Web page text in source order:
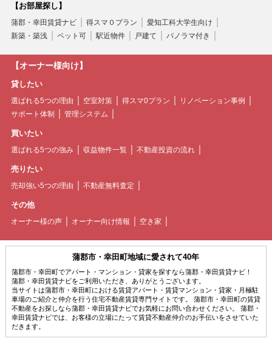
【お部屋探し】
蒲郡・幸田賃貸ナビ 得スマ０プラン
愛知工科大学生向け
新築・築浅
ペット可 駅近物件 戸建て パノラマ付き
【オーナー様向け】
貸したい
選ばれる5つの理由 空室対策 得スマ0プラン
リノベーション事例
サポート体制
管理システム
買いたい
選ばれる5つの強み 収益物件一覧 不動産投資の流れ
売りたい
売却強い5つの理由 不動産無料査定
その他
オーナー様の声 オーナー向け情報 空き家
蒲郡市・幸田町地域に愛されて40年
蒲郡市・幸田町でアパート・マンション・貸家を探すなら蒲郡・幸田賃貸ナビ！
蒲郡・幸田賃貸ナビをご利用いただき、ありがとうございます。
当サイトは蒲郡市・幸田町における賃貸アパート・賃貸マンション・貸家・月極駐
車場のご紹介と仲介を行う住宅不動産賃貸専門サイトです。 蒲郡市・幸田町の賃貸
不動産をお探しなら蒲郡・幸田賃貸ナビでお気軽にお問い合わせください。 蒲郡・
幸田賃貸ナビでは、お客様の立場にたって賃貸不動産仲介のお手伝いをさせていた
だきます。